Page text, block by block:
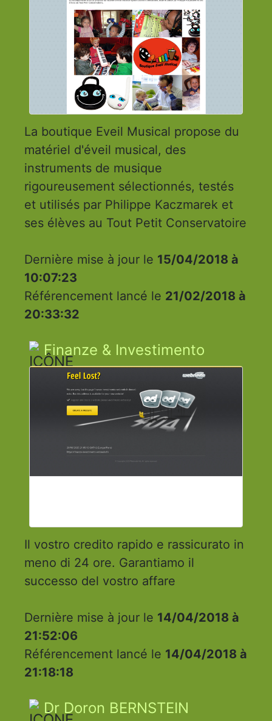
La boutique Eveil Musical propose du
matériel d'éveil musical, des
instruments de musique
rigoureusement sélectionnés, testés
et utilisés par Philippe Kaczmarek et
ses élèves au Tout Petit Conservatoire
Dernière mise à jour le 15/04/2018 à
10:07:23
Référencement lancé le 21/02/2018 à
20:33:32
Finanze & Investimento
Il vostro credito rapido e rassicurato in
meno di 24 ore. Garantiamo il
successo del vostro affare
Dernière mise à jour le 14/04/2018 à
21:52:06
Référencement lancé le 14/04/2018 à
21:18:18
Dr Doron BERNSTEIN